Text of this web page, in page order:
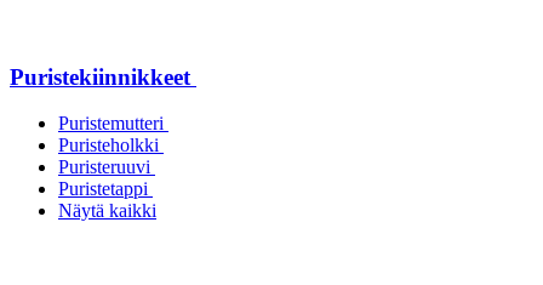
Puristekiinnikkeet
Puristemutteri
Puristeholkki
Puristeruuvi
Puristetappi
Näytä kaikki